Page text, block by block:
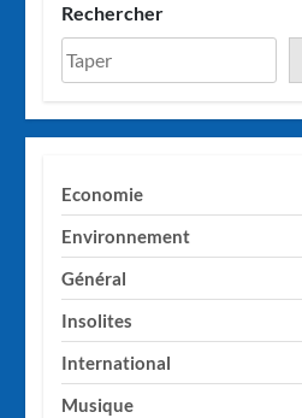
Rechercher
Economie
Environnement
Général
Insolites
International
Musique